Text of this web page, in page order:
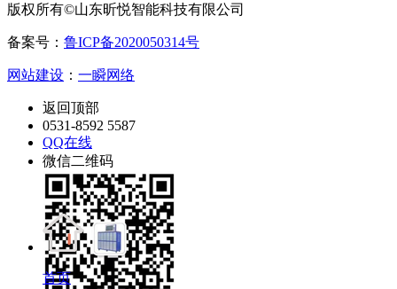
版权所有©山东昕悦智能科技有限公司
备案号： 鲁ICP备2020050314号
网站建设 ： 一瞬网络
返回顶部
0531-8592 5587
QQ在线
微信二维码
首页